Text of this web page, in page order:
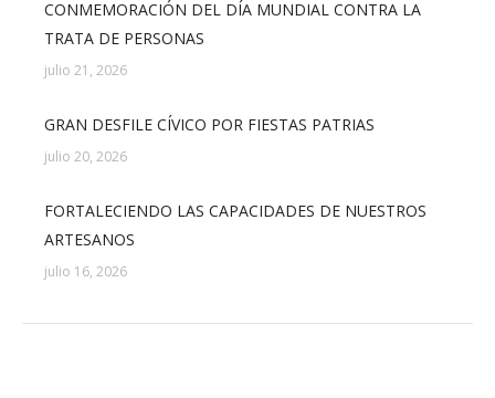
CONMEMORACIÓN DEL DÍA MUNDIAL CONTRA LA
TRATA DE PERSONAS
julio 21, 2026
GRAN DESFILE CÍVICO POR FIESTAS PATRIAS
julio 20, 2026
FORTALECIENDO LAS CAPACIDADES DE NUESTROS
ARTESANOS
julio 16, 2026